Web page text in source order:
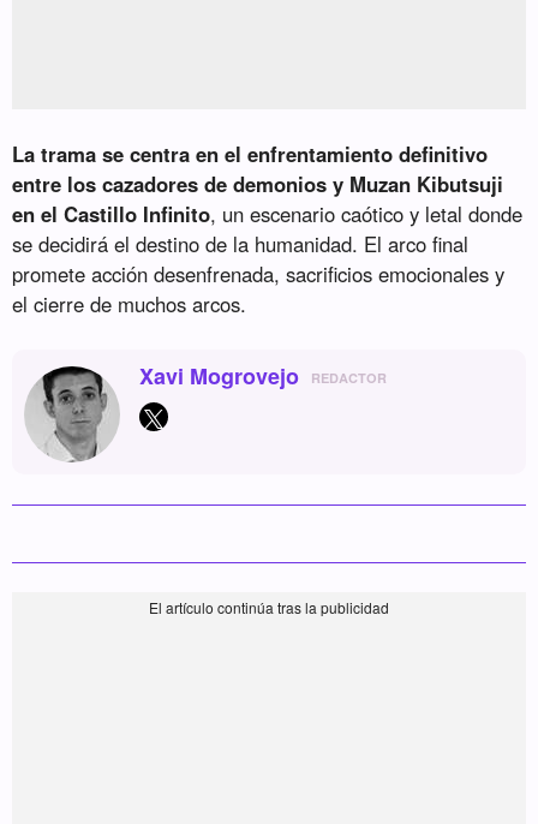
La trama se centra en el enfrentamiento definitivo
entre los cazadores de demonios y Muzan Kibutsuji
en el Castillo Infinito, un escenario caótico y letal donde
se decidirá el destino de la humanidad. El arco final
promete acción desenfrenada, sacrificios emocionales y
el cierre de muchos arcos.
Xavi Mogrovejo REDACTOR